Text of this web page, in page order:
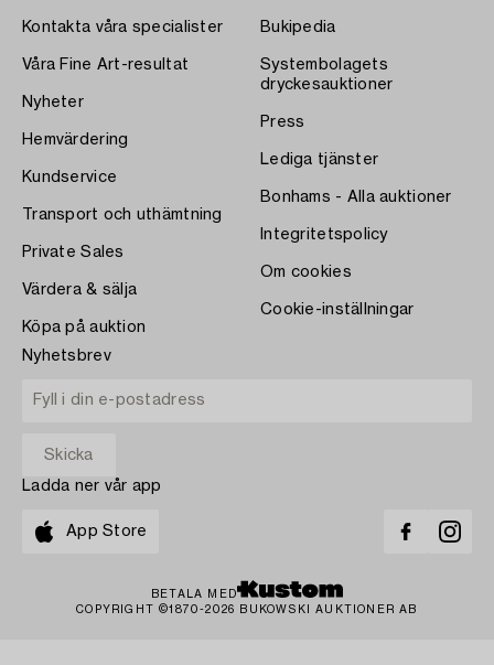
Kontakta våra specialister
Våra Fine Art-resultat
Nyheter
Hemvärdering
Kundservice
Transport och uthämtning
Private Sales
Värdera & sälja
Köpa på auktion
Bukipedia
Systembolagets
dryckesauktioner
Press
Lediga tjänster
Bonhams - Alla auktioner
Integritetspolicy
Om cookies
Cookie-inställningar
Nyhetsbrev
Ladda ner vår app
App Store
BETALA MED
COPYRIGHT ©1870-2026 BUKOWSKI AUKTIONER AB